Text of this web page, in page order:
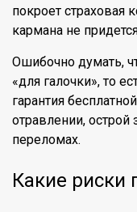
покроет страховая
кармана не
Ошибочно думать,
«для галочки», то
гарантия
отравлении, острой
переломах.
Какие риски